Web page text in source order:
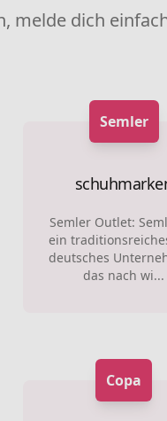
melde dich
Semler
Semler Outlet:
ein
deutsches
das nach wi...
Copa